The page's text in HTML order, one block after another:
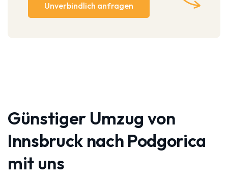
Unverbindlich anfragen
Günstiger Umzug von
Innsbruck nach Podgorica
mit uns